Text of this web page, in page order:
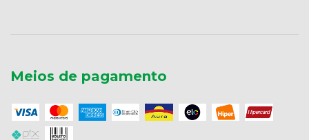
Meios de pagamento